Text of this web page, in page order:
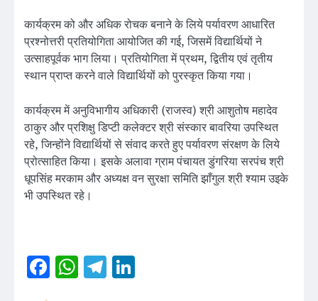
कार्यक्रम को और अधिक रोचक बनाने के लिये पर्यावरण आधारित
प्रश्नोत्तरी प्रतियोगिता आयोजित की गई, जिसमें विद्यार्थियों ने
उत्साहपूर्वक भाग लिया। प्रतियोगिता में प्रथम, द्वितीय एवं तृतीय
स्थान प्राप्त करने वाले विद्यार्थियों को पुरस्कृत किया गया।
कार्यक्रम में अनुविभागीय अधिकारी (राजस्व) श्री आशुतोष महादेव
ठाकुर और प्रशिक्षु डिप्टी कलेक्टर श्री संस्कार बावरिया उपस्थित
रहे, जिन्होंने विद्यार्थियों से संवाद करते हुए पर्यावरण संरक्षण के लिये
प्रोत्साहित किया। इसके अलावा ग्राम पंचायत डुंगरिया सरपंच श्री
धूपसिंह मरकाम और अध्यक्ष वन सुरक्षा समिति झाँगुल श्री श्याम उइके
भी उपस्थित रहे।
Facebook
WhatsApp
Telegram